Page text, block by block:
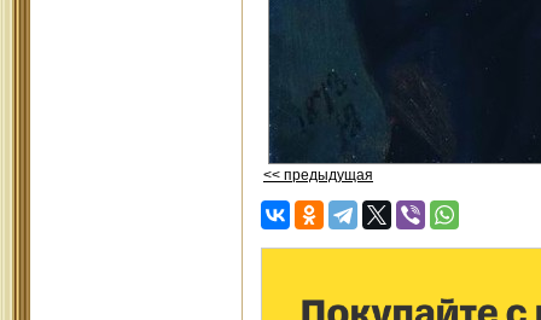
<< предыдущая